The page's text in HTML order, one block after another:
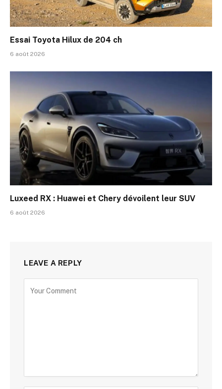
Essai Toyota Hilux de 204 ch
6 août 2026
Luxeed RX : Huawei et Chery dévoilent leur SUV
6 août 2026
LEAVE A REPLY